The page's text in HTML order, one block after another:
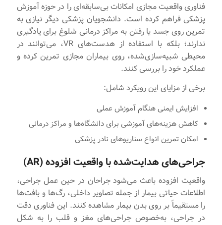
فناوری واقعیت مجازی امکانات بی‌سابقه‌ای را در حوزه آموزش
پزشکی فراهم کرده است. دانشجویان پزشکی دیگر نیازی به
تمرین روی جسد یا رفتن به مراکز درمانی شلوغ برای یادگیری
ندارند؛ بلکه با استفاده از هدست‌های VR، می‌توانند در
محیطی شبیه‌سازی‌شده، روی بیماران مجازی تمرین کرده و
عملکرد خود را بررسی کنند.
برخی از مزایای این رویکرد شامل:
افزایش ایمنی هنگام آموزش عملی
کاهش هزینه‌های آموزشی برای دانشگاه‌ها و مراکز درمانی
امکان تمرین انواع سناریوهای نادر پزشکی
جراحی‌های هدایت‌شده با واقعیت افزوده (AR)
واقعیت افزوده باعث می‌شود جراحان در حین عمل جراحی،
اطلاعات حیاتی بیمار از جمله تصاویر داخلی، رگ‌ها و بافت‌ها
را مستقیماً بر روی بدن بیمار مشاهده کنند. این فناوری دقت
در جراحی، به‌خصوص جراحی‌های مغز و قلب را به شکل